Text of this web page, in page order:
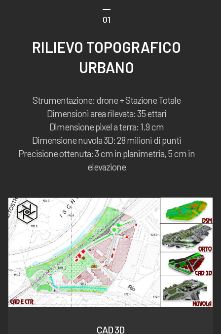
01
RILIEVO TOPOGRAFICO
URBANO
Strumentazione: drone + Stazione Totale
Dimensioni area rilevata: 35 ettari
Dimensione pixel a terra: 1.9 cm
Dimensione nuvola 3D: 28 milioni di punti
Precisione ottenuta: 3 cm in planimetria, 5 cm in
elevazione
CAD 3D